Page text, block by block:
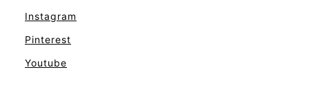
Instagram
Pinterest
Youtube